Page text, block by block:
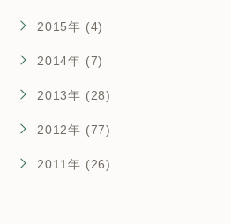
2015年 (4)
2014年 (7)
2013年 (28)
2012年 (77)
2011年 (26)